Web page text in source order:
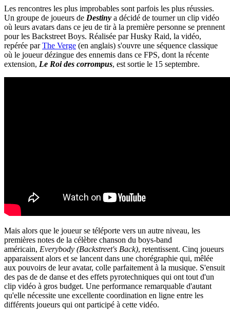
Les rencontres les plus improbables sont parfois les plus réussies.
Un groupe de joueurs de Destiny a décidé de tourner un clip vidéo
où leurs avatars dans ce jeu de tir à la première personne se prennent
pour les Backstreet Boys. Réalisée par Husky Raid, la vidéo,
repérée parThe Verge (en anglais) s'ouvre une séquence classique
où le joueur dézingue des ennemis dans ce FPS, dont la récente
extension, Le Roi des corrompus, est sortie le 15 septembre.
Mais alors que le joueur se téléporte vers un autre niveau, les
premières notes de la célèbre chanson du boys-band
américain, Everybody (Backstreet's Back), retentissent. Cinq joueurs
apparaissent alors et se lancent dans une chorégraphie qui, mêlée
aux pouvoirs de leur avatar, colle parfaitement à la musique. S'ensuit
des pas de de danse et des effets pyrotechniques qui ont tout d'un
clip vidéo à gros budget. Une performance remarquable d'autant
qu'elle nécessite une excellente coordination en ligne entre les
différents joueurs qui ont participé à cette vidéo.